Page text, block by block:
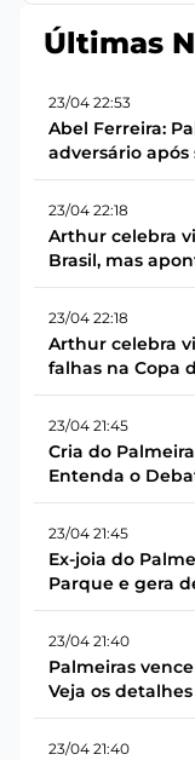
Últimas
23/04 22:53
Abel Ferreira:
adversário
23/04 22:18
Arthur celebra
Brasil, mas
23/04 22:18
Arthur celebra
falhas na Copa
23/04 21:45
Cria do
Entenda o
23/04 21:45
Ex-joia do
Parque e gera
23/04 21:40
Palmeiras
Veja os
23/04 21:40